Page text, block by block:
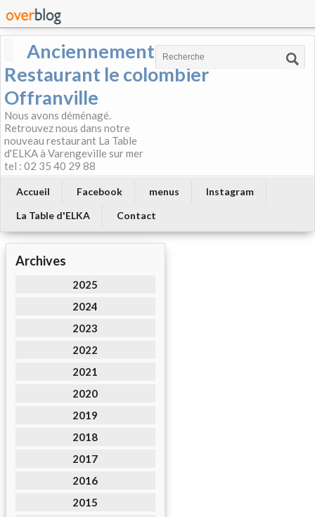
Anciennement
Restaurant le colombier
Offranville
Nous avons déménagé.
Retrouvez nous dans notre
nouveau restaurant La Table
d'ELKA à Varengeville sur mer
tel : 02 35 40 29 88
Accueil Facebook menus
Instagram
La Table d'ELKA
Contact
Archives
2025
2024
2023
2022
2021
2020
2019
2018
2017
2016
2015